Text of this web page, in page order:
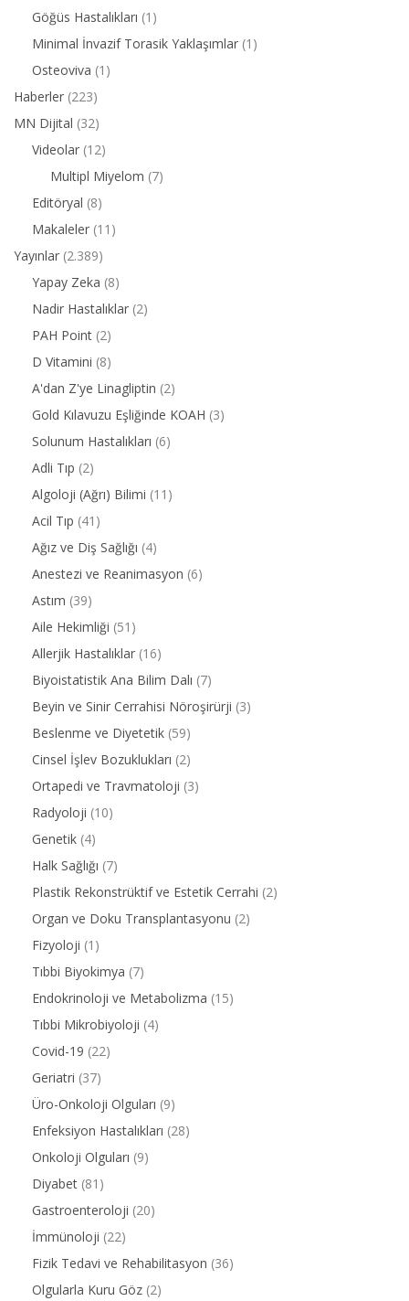
Göğüs Hastalıkları (1)
Minimal İnvazif Torasik Yaklaşımlar (1)
Osteoviva (1)
Haberler (223)
MN Dijital (32)
Videolar (12)
Multipl Miyelom (7)
Editöryal (8)
Makaleler (11)
Yayınlar (2.389)
Yapay Zeka (8)
Nadir Hastalıklar (2)
PAH Point (2)
D Vitamini (8)
A'dan Z'ye Linagliptin (2)
Gold Kılavuzu Eşliğinde KOAH (3)
Solunum Hastalıkları (6)
Adli Tıp (2)
Algoloji (Ağrı) Bilimi (11)
Acil Tıp (41)
Ağız ve Diş Sağlığı (4)
Anestezi ve Reanimasyon (6)
Astım (39)
Aile Hekimliği (51)
Allerjik Hastalıklar (16)
Biyoistatistik Ana Bilim Dalı (7)
Beyin ve Sinir Cerrahisi Nöroşirürji (3)
Beslenme ve Diyetetik (59)
Cinsel İşlev Bozuklukları (2)
Ortapedi ve Travmatoloji (3)
Radyoloji (10)
Genetik (4)
Halk Sağlığı (7)
Plastik Rekonstrüktif ve Estetik Cerrahi (2)
Organ ve Doku Transplantasyonu (2)
Fizyoloji (1)
Tıbbi Biyokimya (7)
Endokrinoloji ve Metabolizma (15)
Tıbbi Mikrobiyoloji (4)
Covid-19 (22)
Geriatri (37)
Üro-Onkoloji Olguları (9)
Enfeksiyon Hastalıkları (28)
Onkoloji Olguları (9)
Diyabet (81)
Gastroenteroloji (20)
İmmünoloji (22)
Fizik Tedavi ve Rehabilitasyon (36)
Olgularla Kuru Göz (2)